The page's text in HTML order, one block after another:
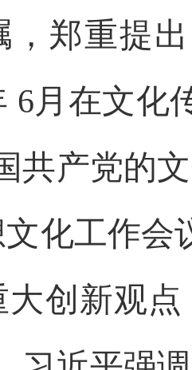
，郑重提
6月在文化
共产党的
化工作会
创新观